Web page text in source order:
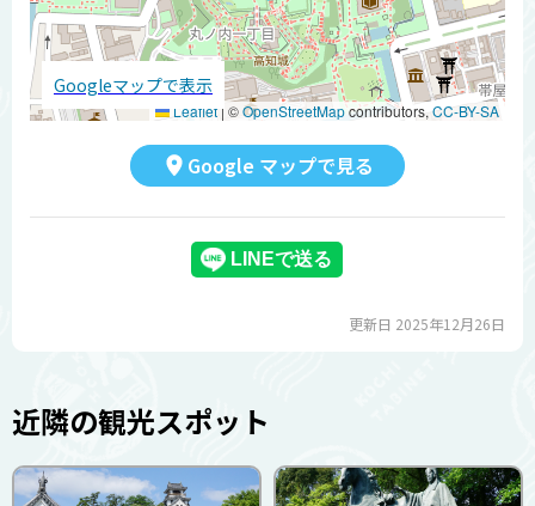
Leaflet | ©OpenStreetMapcontributors,CC-BY-SA
Googleマップで表示
Google マップで見る
更新日 2025年12月26日
近隣の観光スポット